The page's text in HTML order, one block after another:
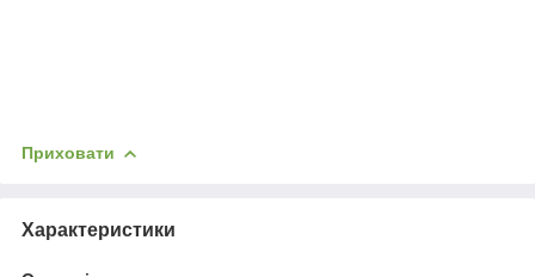
Приховати
Характеристики